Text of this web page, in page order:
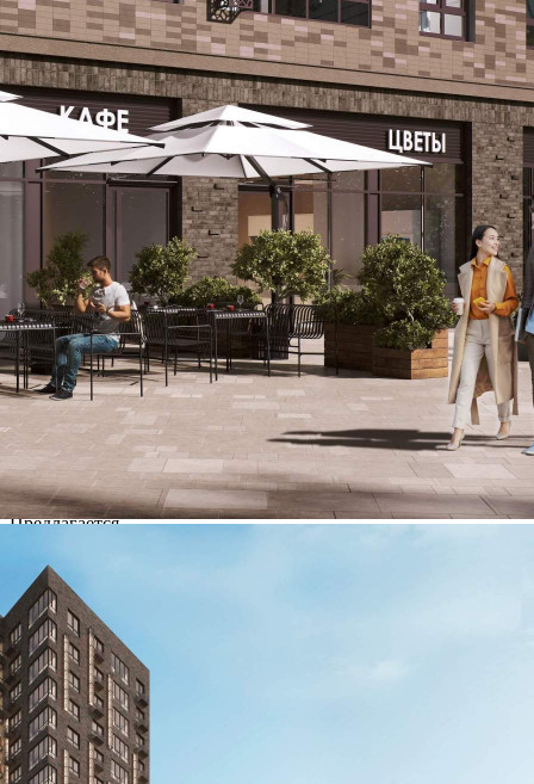
Прямая продажа от застройщика! Кладовая номер 67 общей
площадью 5 кв.м. на -1-м этаже в 1-й Измайловский.
[#5934227#]
341 (+1)
Навигация
Характеристики
О помещении
Где находится
Контакты
Другие объявления
Характеристики помещения
№ объявления
108827
Дата размещения
16.05.2024
Город
Москва
Монтажная улица, д.влд8/24
Расположено
Этаж
-1
Предлагается
Желаемый / подходящий вид деятельности
Не указано
Назначение
Не указано
Размер площади (м2)
5
Цена за помещение
860 000 руб.
О помещении